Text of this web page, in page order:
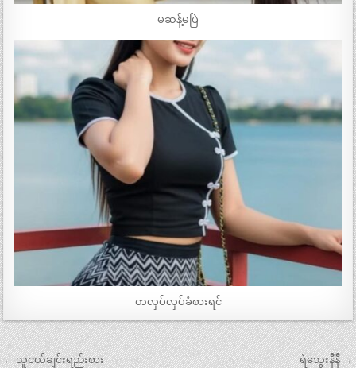
မဆန့်မပြဲ
တလှပ်လှပ်ခံစားရင်
Post
← သူငယ်ချင်းရည်းစား ရဲသွေးနီနီ →